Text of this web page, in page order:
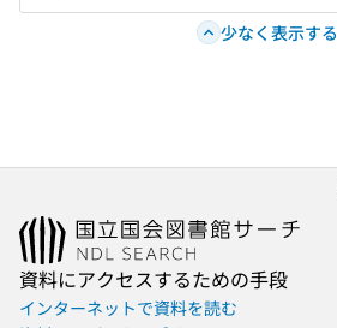
少なく表示する
資料にアクセスするための手段
インターネットで資料を読む